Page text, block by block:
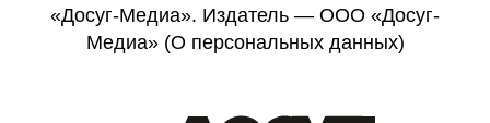
«Досуг-Медиа». Издатель — ООО «Досуг-
Медиа» (О персональных данных)